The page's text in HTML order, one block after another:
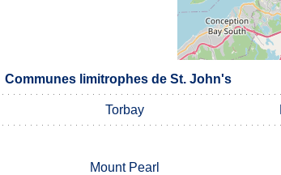
Communes limitrophes de St. John's
Torbay
Mount Pearl